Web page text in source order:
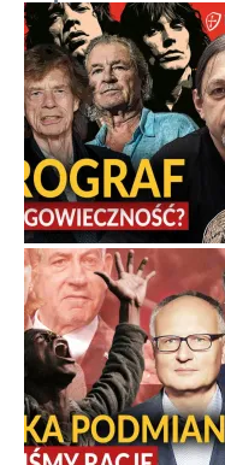
Gorzka pigułka od
Twierdzenie, że istnieje
przypomina
Popularne